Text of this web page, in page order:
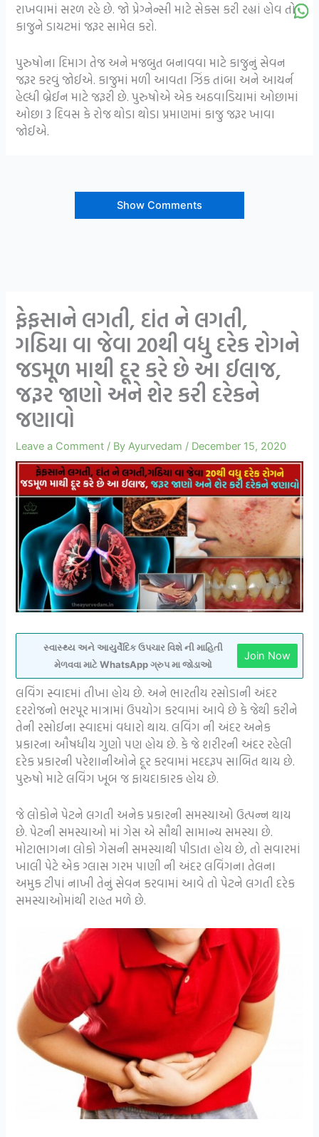
રાખવામાં સરળ રહે છે. જો પ્રેગ્નેન્સી માટે સેક્સ કરી રહ્યાં હોવ તો
કાજુને ડાયટમાં જરૂર સામેલ કરો.
પુરુષોના દિમાગ તેજ અને મજબુત બનાવવા માટે કાજુનું સેવન
જરૂર કરવું જોઈએ. કાજુમાં મળી આવતા ઝિંક તાંબા અને આયર્ન
હેલ્ધી બ્રેઈન માટે જરૂરી છે. પુરુષોએ એક અઠવાડિયામાં ઓછામાં
ઓછા 3 દિવસ કે રોજ થોડા થોડા પ્રમાણમાં કાજુ જરૂર ખાવા
જોઈએ.
Show Comments
ફેફસાને લગતી, દાંત ને લગતી,
ગઠિયા વા જેવા 20થી વધુ દરેક રોગને
જડમૂળ માથી દૂર કરે છે આ ઈલાજ,
જરૂર જાણો અને શેર કરી દરેકને
જણાવો
Leave a Comment / ByAyurvedam / December 15, 2020
સ્વાસ્થ્ય અને આયુર્વેદિક ઉપચાર વિશે ની માહિતી
મેળવવા માટે WhatsApp ગ્રુપ મા જોડાઓ
Join Now
લવિંગ સ્વાદમાં તીખા હોય છે. અને ભારતીય રસોડાની અંદર
દરરોજનો ભરપૂર માત્રામાં ઉપયોગ કરવામાં આવે છે કે જેથી કરીને
તેની રસોઈના સ્વાદમાં વધારો થાય. લવિંગ ની અંદર અનેક
પ્રકારના ઔષધીય ગુણો પણ હોય છે. કે જે શરીરની અંદર રહેલી
દરેક પ્રકારની પરેશાનીઓને દૂર કરવામાં મદદરૂપ સાબિત થાય છે.
પુરુષો માટે લવિંગ ખૂબ જ ફાયદાકારક હોય છે.
જે લોકોને પેટને લગતી અનેક પ્રકારની સમસ્યાઓ ઉત્પન્ન થાય
છે. પેટની સમસ્યાઓ માં ગેસ એ સૌથી સામાન્ય સમસ્યા છે.
મોટાભાગના લોકો ગેસની સમસ્યાથી પીડાતા હોય છે, તો સવારમાં
ખાલી પેટે એક ગ્લાસ ગરમ પાણી ની અંદર લવિંગના તેલના
અમુક ટીપાં નાખી તેનું સેવન કરવામાં આવે તો પેટને લગતી દરેક
સમસ્યાઓમાંથી રાહત મળે છે.